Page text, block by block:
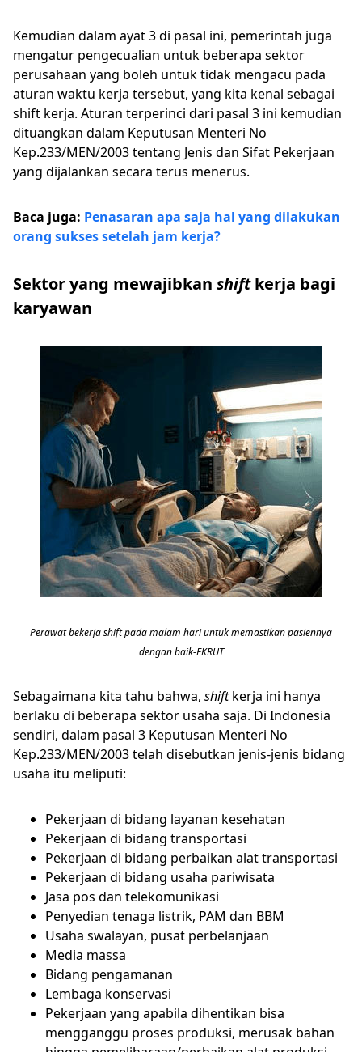
Kemudian dalam ayat 3 di pasal ini, pemerintah juga
mengatur pengecualian untuk beberapa sektor
perusahaan yang boleh untuk tidak mengacu pada
aturan waktu kerja tersebut, yang kita kenal sebagai
shift kerja. Aturan terperinci dari pasal 3 ini kemudian
dituangkan dalam Keputusan Menteri No
Kep.233/MEN/2003 tentang Jenis dan Sifat Pekerjaan
yang dijalankan secara terus menerus.
Baca juga: Penasaran apa saja hal yang dilakukan
orang sukses setelah jam kerja?
Sektor yang mewajibkan shiftkerja bagi
karyawan
Perawat bekerja shift pada malam hari untuk memastikan pasiennya
dengan baik-EKRUT
Sebagaimana kita tahu bahwa, shiftkerja ini hanya
berlaku di beberapa sektor usaha saja. Di Indonesia
sendiri, dalam pasal 3 Keputusan Menteri No
Kep.233/MEN/2003 telah disebutkan jenis-jenis bidang
usaha itu meliputi:
Pekerjaan di bidang layanan kesehatan
Pekerjaan di bidang transportasi
Pekerjaan di bidang perbaikan alat transportasi
Pekerjaan di bidang usaha pariwisata
Jasa pos dan telekomunikasi
Penyedian tenaga listrik, PAM dan BBM
Usaha swalayan, pusat perbelanjaan
Media massa
Bidang pengamanan
Lembaga konservasi
Pekerjaan yang apabila dihentikan bisa
mengganggu proses produksi, merusak bahan